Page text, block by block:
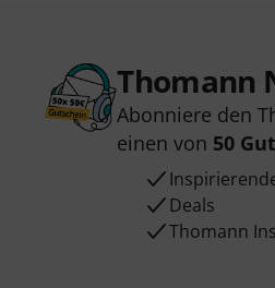
Thomann
Abonniere den
einen von 50
Deals
Thomann